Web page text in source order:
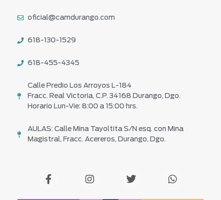
oficial@camdurango.com
618-130-1529
618-455-4345
Calle Predio Los Arroyos L-184
Fracc. Real Victoria, C.P. 34168 Durango, Dgo.
Horario Lun-Vie: 8:00 a 15:00 hrs.
AULAS: Calle Mina Tayoltita S/N esq. con Mina
Magistral, Fracc. Acereros, Durango, Dgo.